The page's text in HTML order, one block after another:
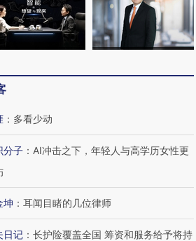
国走私7万
检体内含3种
视线｜被称为“蟑螂”的印
度Z世代 用街头抗争将教
育部长拱下台
视线
机”
飞地休
第四届链博
有意思的生活方式·第三对
住三
： 多看少动
分子 ： AI冲击之下，年轻人与高学历女性更
坤 ： 耳闻目睹的几位律师
日记 ： 长护险覆盖全国 筹资和服务给予将持